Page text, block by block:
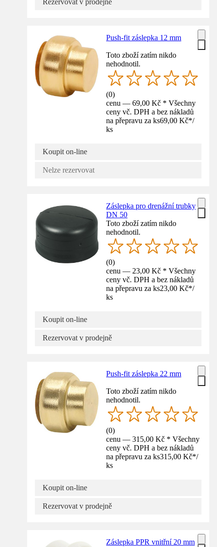
Push-fit záslepka 12 mm
Toto zboží zatím nikdo
nehodnotil.
(0)
cenu — 69,00 Kč * Všechny
ceny vč. DPH a bez nákladů
na přepravu za ks69,00 Kč*/
ks
Koupit on-line
Nelze rezervovat
Záslepka pro drenážní trubky
DN 50
Toto zboží zatím nikdo
nehodnotil.
(0)
cenu — 23,00 Kč * Všechny
ceny vč. DPH a bez nákladů
na přepravu za ks23,00 Kč*/
ks
Koupit on-line
Rezervovat v prodejně
Push-fit záslepka 22 mm
Toto zboží zatím nikdo
nehodnotil.
(0)
cenu — 315,00 Kč * Všechny
ceny vč. DPH a bez nákladů
na přepravu za ks315,00 Kč*/
ks
Koupit on-line
Rezervovat v prodejně
Záslepka PPR vnitřní 20 mm